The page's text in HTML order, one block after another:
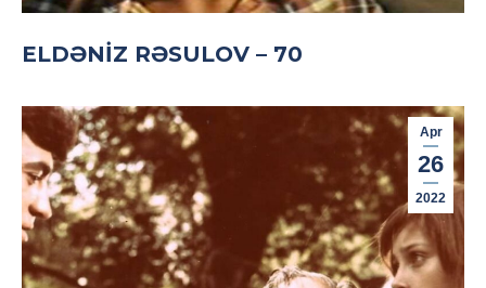
ELDƏNIZ RƏSULOV – 70
Apr
26
2022